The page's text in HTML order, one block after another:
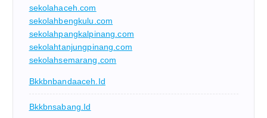
sekolahaceh.com
sekolahbengkulu.com
sekolahpangkalpinang.com
sekolahtanjungpinang.com
sekolahsemarang.com
Bkkbnbandaaceh.id
Bkkbnsabang.id